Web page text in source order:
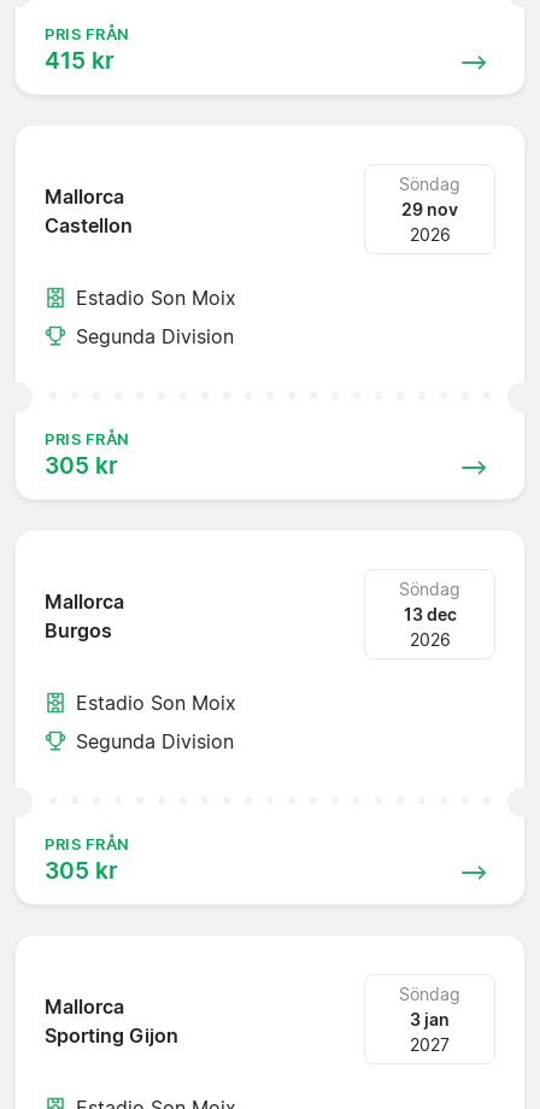
PRIS FRÅN
415 kr
Mallorca
Castellon
Söndag
29 nov
2026
Estadio Son Moix
Segunda Division
PRIS FRÅN
305 kr
Mallorca
Burgos
Söndag
13 dec
2026
Estadio Son Moix
Segunda Division
PRIS FRÅN
305 kr
Mallorca
Sporting Gijon
Söndag
3 jan
2027